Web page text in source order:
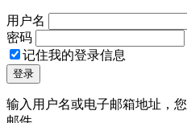
用户名
密码
记住我的登录信息
输入用户名或电子邮箱地址，